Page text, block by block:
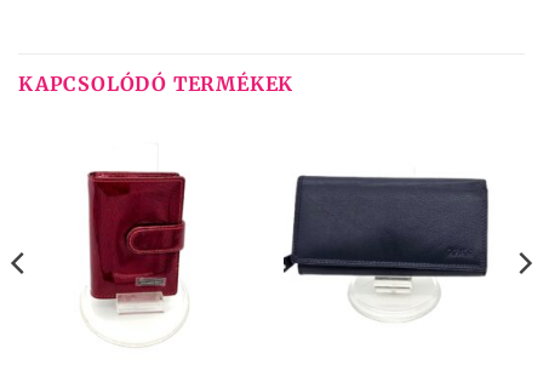
KAPCSOLÓDÓ TERMÉKEK